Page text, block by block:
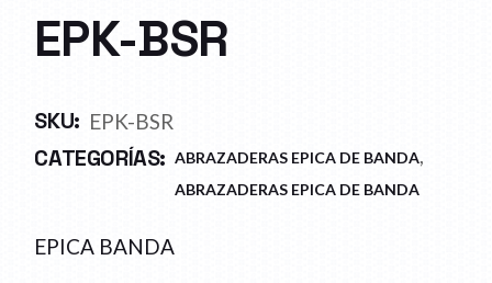
EPK-BSR
SKU: EPK-BSR
CATEGORÍAS: ABRAZADERAS EPICA DE BANDA,
ABRAZADERAS EPICA DE BANDA
EPICA BANDA